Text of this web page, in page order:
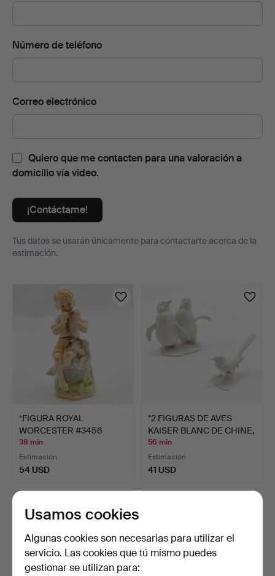
Número de teléfono
Correo electrónico
Quiero que me contacten para una valoración a
domicilio vía video.
¡Contáctame!
Tus datos se usarán únicamente para contactarte acerca de la
estimación.
*FIGURA ROYAL
WORCESTER #3456
JUNE.
38 min
Estimación
54 USD
*2 FIGURAS DE AVES
KAISER BLANC DE CHINE,
…
56 min
Estimación
41 USD
Usamos cookies
Algunas cookies son necesarias para utilizar el
servicio. Las cookies que tú mismo puedes
gestionar se utilizan para: